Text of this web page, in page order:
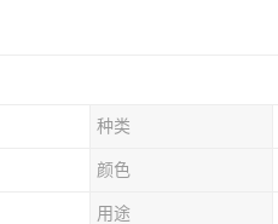
种类
颜色
用途